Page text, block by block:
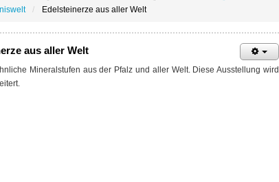
Edelsteinerze aus aller Welt
aus aller Welt
Mineralstufen aus der Pfalz und aller Welt. Diese Ausstellung wird